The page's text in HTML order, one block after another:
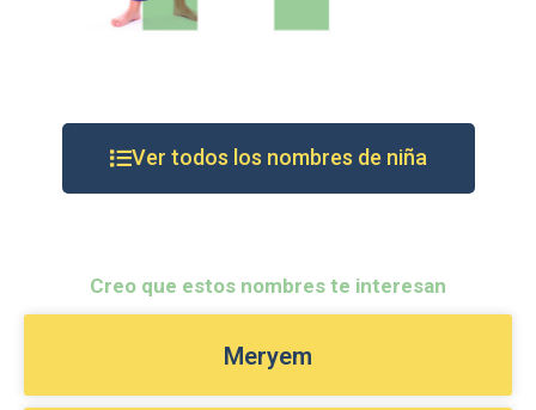
Ver todos los nombres de niña
Creo que estos nombres te interesan
Meryem